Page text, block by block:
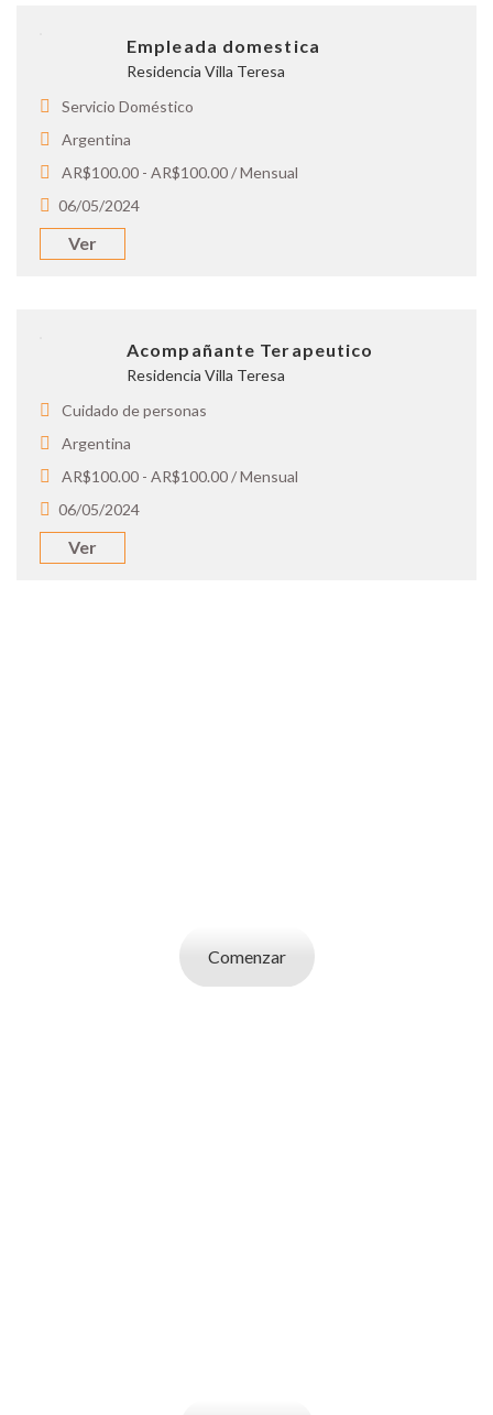
Empleada domestica
Residencia Villa Teresa
Servicio Doméstico
Argentina
AR$100.00 - AR$100.00 / Mensual
06/05/2024
Ver
Acompañante Terapeutico
Residencia Villa Teresa
Cuidado de personas
Argentina
AR$100.00 - AR$100.00 / Mensual
06/05/2024
Ver
Comenzar